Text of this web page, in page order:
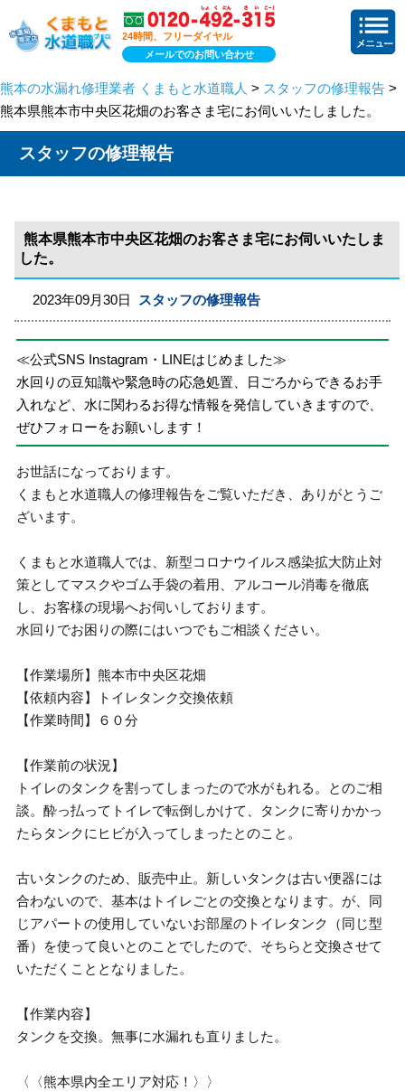
24時間、フリーダイヤル
メールでのお問い合わせ
熊本の水漏れ修理業者 くまもと水道職人 > スタッフの修理報告 >
熊本県熊本市中央区花畑のお客さま宅にお伺いいたしました。
スタッフの修理報告
熊本県熊本市中央区花畑のお客さま宅にお伺いいたしま
した。
2023年09月30日 スタッフの修理報告
≪公式SNS Instagram・LINEはじめました≫
水回りの豆知識や緊急時の応急処置、日ごろからできるお手
入れなど、水に関わるお得な情報を発信していきますので、
ぜひフォローをお願いします！
お世話になっております。
くまもと水道職人の修理報告をご覧いただき、ありがとうご
ざいます。
くまもと水道職人では、新型コロナウイルス感染拡大防止対
策としてマスクやゴム手袋の着用、アルコール消毒を徹底
し、お客様の現場へお伺いしております。
水回りでお困りの際にはいつでもご相談ください。
【作業場所】熊本市中央区花畑
【依頼内容】トイレタンク交換依頼
【作業時間】６０分
【作業前の状況】
トイレのタンクを割ってしまったので水がもれる。とのご相
談。酔っ払ってトイレで転倒しかけて、タンクに寄りかかっ
たらタンクにヒビが入ってしまったとのこと。
古いタンクのため、販売中止。新しいタンクは古い便器には
合わないので、基本はトイレごとの交換となります。が、同
じアパートの使用していないお部屋のトイレタンク（同じ型
番）を使って良いとのことでしたので、そちらと交換させて
いただくこととなりました。
【作業内容】
タンクを交換。無事に水漏れも直りました。
〈〈熊本県内全エリア対応！〉〉